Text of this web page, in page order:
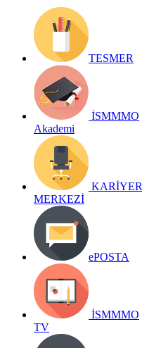
TESMER
İSMMMO
Akademi
KARİYER
MERKEZİ
ePOSTA
İSMMMO
TV